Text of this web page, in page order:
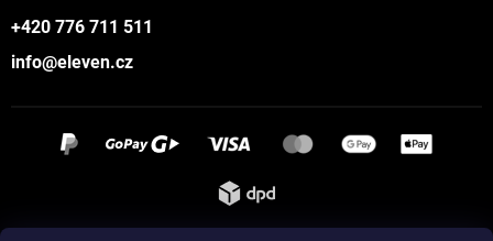
+420 776 711 511
info@eleven.cz